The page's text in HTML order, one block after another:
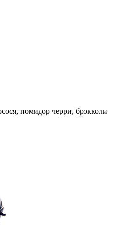
помидор черри, брокколи